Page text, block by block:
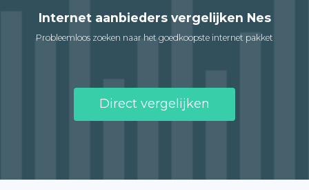
Internet aanbieders vergelijken Nes
Probleemloos zoeken naar het goedkoopste internet pakket
Direct vergelijken